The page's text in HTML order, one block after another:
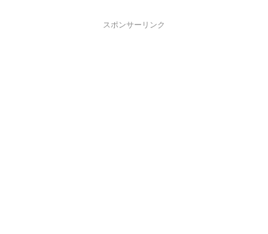
スポンサーリンク